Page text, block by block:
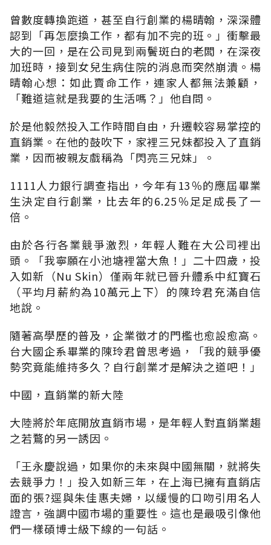
曾數度轉換跑道，甚至自行創業的楊晴翰，深深體
認到「再怎麼換工作，都有加不完的班。」衝擊最
大的一回，是在公司見到兩鬢斑白的老闆，在深夜
加班時，接到女兒生病住院的消息而突然崩潰。楊
晴翰心想：如此賣命工作，連家人都無法兼顧，
「難道這就是我要的生活嗎？」他自問。
於是他毅然投入工作時間自由，升遷較容易掌控的
直銷業。在他的鼓吹下，家裡三兄妹都投入了直銷
業，因而被親友戲稱為「閃亮三兄妹」。
1111人力銀行調查指出，今年有13％的應屆畢業
生決定自行創業，比去年的6.25％足足成長了一
倍。
由於各行各業競爭激烈，年輕人難在大公司裡出
頭。「我寧願在小池塘裡當大魚！」二十四歲，投
入如新（Nu Skin）僅兩年就已晉升體系中紅寶石
（平均月薪約為10萬元上下）的陳玲君充滿自信
地說。
隨著高學歷的普及，企業徵才的門檻也愈設愈高。
台大國企系畢業的陳玲君曾思考過，「我的競爭優
勢究竟能維持多久？自行創業才是解決之道吧！」
中國，直銷業的新大陸
大陸將於年底開放直銷市場，是年輕人對直銷業趨
之若鶩的另一誘因。
「王永慶說過，如果你的未來與中國無關，就將失
去競爭力！」投入如新三年，在上海已擁有直銷店
面的張?逕與朱佳惠夫婦，以緩慢的口吻引用名人
證言，強調中國市場的重要性。這也是最吸引像他
們一樣碩博士級下線的一句話。